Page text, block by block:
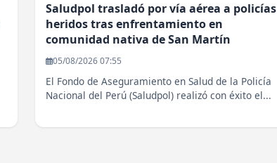
Saludpol trasladó por vía aérea a policías
heridos tras enfrentamiento en
comunidad nativa de San Martín
05/08/2026 07:55
El Fondo de Aseguramiento en Salud de la Policía
Nacional del Perú (Saludpol) realizó con éxito el...